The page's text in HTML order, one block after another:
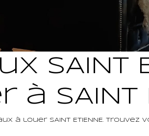
SAINT
SAINT ETIENNE. Trouvez